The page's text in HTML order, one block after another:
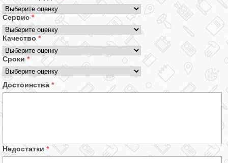
Сервис*
Качество *
Сроки *
Достоинства *
Недостатки *